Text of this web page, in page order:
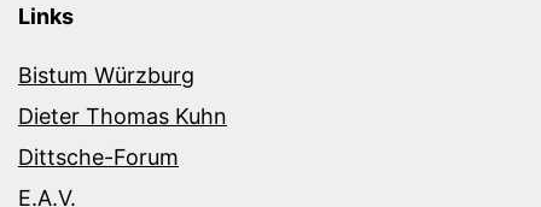
Links
Bistum Würzburg
Dieter Thomas Kuhn
Dittsche-Forum
E.A.V.